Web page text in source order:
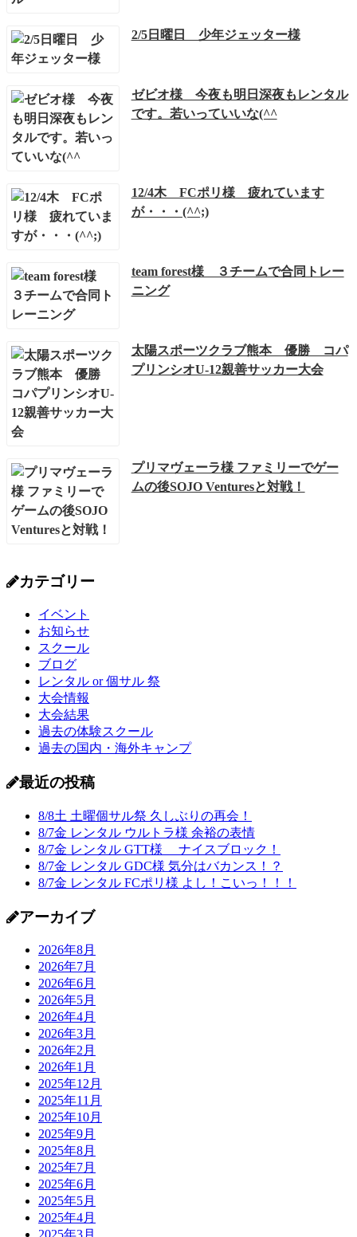
2/5日曜日 少年ジェッター様
ゼビオ様 今夜も明日深夜もレンタル
です。若いっていいな(^^
12/4木 FCポリ様 疲れています
が・・・(^^;)
team forest様 ３チームで合同トレー
ニング
太陽スポーツクラブ熊本 優勝 コパ
プリンシオU-12親善サッカー大会
プリマヴェーラ様 ファミリーでゲー
ムの後SOJO Venturesと対戦！
カテゴリー
イベント
お知らせ
スクール
ブログ
レンタル or 個サル 祭
大会情報
大会結果
過去の体験スクール
過去の国内・海外キャンプ
最近の投稿
8/8土 土曜個サル祭 久しぶりの再会！
8/7金 レンタル ウルトラ様 余裕の表情
8/7金 レンタル GTT様 ナイスブロック！
8/7金 レンタル GDC様 気分はバカンス！？
8/7金 レンタル FCポリ様 よし！こいっ！！！
アーカイブ
2026年8月
2026年7月
2026年6月
2026年5月
2026年4月
2026年3月
2026年2月
2026年1月
2025年12月
2025年11月
2025年10月
2025年9月
2025年8月
2025年7月
2025年6月
2025年5月
2025年4月